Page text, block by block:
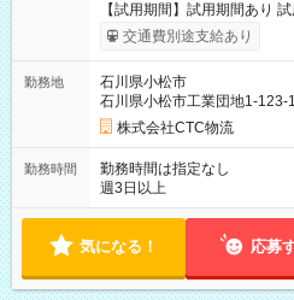
【試用期間】試用期間あり
給与は本採用時と同じです。
交通費別途支給あり
勤務地
石川県小松市
石川県小松市工業団地1-123-
株式会社CTC物流
勤務時間
勤務時間は指定なし
週3日以上
気になる！ 応募